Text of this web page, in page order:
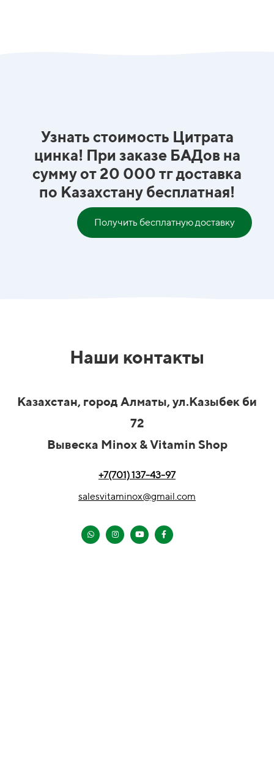
Узнать стоимость Цитрата
цинка! При заказе БАДов на
сумму от 20 000 тг доставка
по Казахстану бесплатная!
Получить бесплатную доставку
Наши контакты
Казахстан, город Алматы, ул.Казыбек би
72
Вывеска Minox & Vitamin Shop
+7(701) 137-43-97
salesvitaminox@gmail.com